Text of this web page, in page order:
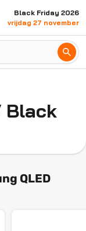
Black Friday 2026
vrijdag 27 november
Black
QLED